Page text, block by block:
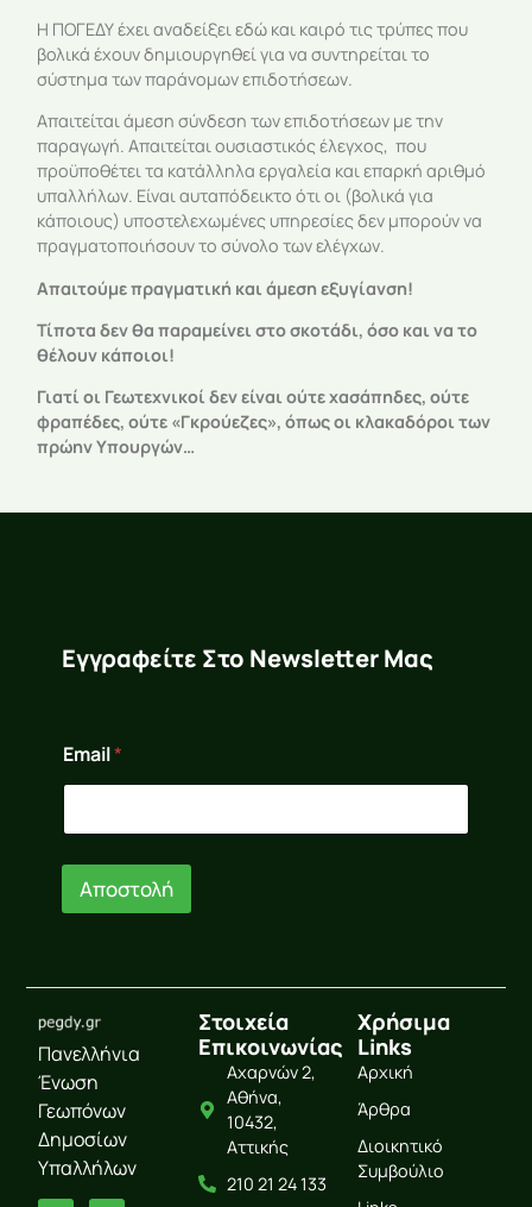
Η ΠΟΓΕΔΥ έχει αναδείξει εδώ και καιρό τις τρύπες που
βολικά έχουν δημιουργηθεί για να συντηρείται το
σύστημα των παράνομων επιδοτήσεων.
Απαιτείται άμεση σύνδεση των επιδοτήσεων με την
παραγωγή. Απαιτείται ουσιαστικός έλεγχος, που
προϋποθέτει τα κατάλληλα εργαλεία και επαρκή αριθμό
υπαλλήλων. Είναι αυταπόδεικτο ότι οι (βολικά για
κάποιους) υποστελεχωμένες υπηρεσίες δεν μπορούν να
πραγματοποιήσουν το σύνολο των ελέγχων.
Απαιτούμε πραγματική και άμεση εξυγίανση!
Τίποτα δεν θα παραμείνει στο σκοτάδι, όσο και να το
θέλουν κάποιοι!
Γιατί οι Γεωτεχνικοί δεν είναι ούτε χασάπηδες, ούτε
φραπέδες, ούτε «Γκρούεζες», όπως οι κλακαδόροι των
πρώην Υπουργών…
Εγγραφείτε Στο Newsletter Μας
E
m
i
E
a
Email*
Αποστολή
Πανελλήνια
Ένωση
Γεωπόνων
Δημοσίων
Υπαλλήλων
Στοιχεία
Επικοινωνίας
Αχαρνών 2,
Αθήνα,
10432,
Αττικής
210 21 24 133
Χρήσιμα
Links
Αρχική
Άρθρα
Διοικητικό
Συμβούλιο